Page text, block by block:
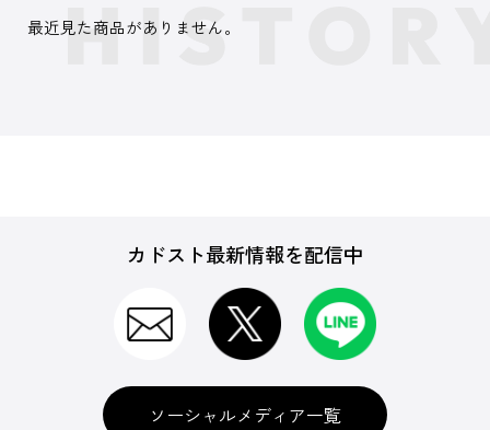
最近見た商品がありません。
カドスト最新情報を配信中
ソーシャルメディア一覧